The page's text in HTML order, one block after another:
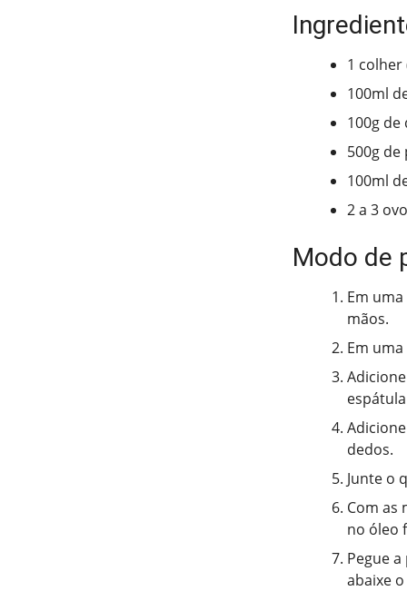
1 colher
100ml
100g
500g
100ml
2 a 3
Modo de
Em
mãos.
Em
dedos.
Junte o
Com as
no óleo
Pegue
abaixe